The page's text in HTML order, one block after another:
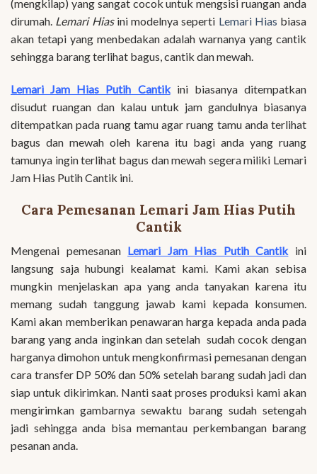
(mengkilap) yang sangat cocok untuk mengsisi ruangan anda
dirumah. Lemari Hiasini modelnya seperti Lemari Hias biasa
akan tetapi yang menbedakan adalah warnanya yang cantik
sehingga barang terlihat bagus, cantik dan mewah.
Lemari Jam Hias Putih Cantikini biasanya ditempatkan
disudut ruangan dan kalau untuk jam gandulnya biasanya
ditempatkan pada ruang tamu agar ruang tamu anda terlihat
bagus dan mewah oleh karena itu bagi anda yang ruang
tamunya ingin terlihat bagus dan mewah segera miliki Lemari
Jam Hias Putih Cantik ini.
Cara Pemesanan Lemari Jam Hias Putih
Cantik
Mengenai pemesanan Lemari Jam Hias Putih Cantikini
langsung saja hubungi kealamat kami. Kami akan sebisa
mungkin menjelaskan apa yang anda tanyakan karena itu
memang sudah tanggung jawab kami kepada konsumen.
Kami akan memberikan penawaran harga kepada anda pada
barang yang anda inginkan dan setelah sudah cocok dengan
harganya dimohon untuk mengkonfirmasi pemesanan dengan
cara transfer DP 50% dan 50% setelah barang sudah jadi dan
siap untuk dikirimkan. Nanti saat proses produksi kami akan
mengirimkan gambarnya sewaktu barang sudah setengah
jadi sehingga anda bisa memantau perkembangan barang
pesanan anda.